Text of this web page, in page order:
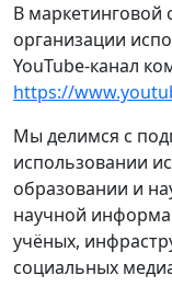
В маркетинговой
организации
YouTube-канал
https://
Мы делимся с
использовании
образовании и
научной
учёных,
социальных